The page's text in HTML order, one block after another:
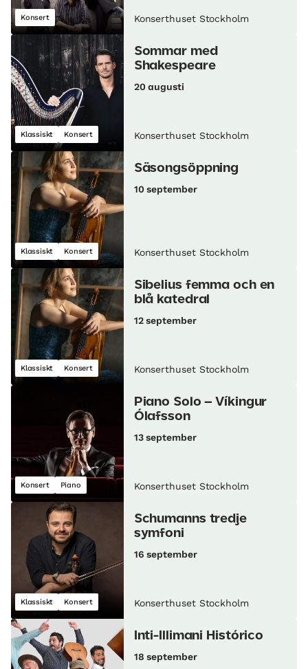
Konsert Konserthuset Stockholm
Klassiskt Konsert
Sommar med
Shakespeare
20 augusti
Konserthuset Stockholm
Klassiskt Konsert
Säsongsöppning
10 september
Konserthuset Stockholm
Klassiskt Konsert
Sibelius femma och en
blå katedral
12 september
Konserthuset Stockholm
Konsert Piano
Piano Solo – Víkingur
Ólafsson
13 september
Konserthuset Stockholm
Klassiskt Konsert
Schumanns tredje
symfoni
16 september
Konserthuset Stockholm
Inti-Illimani Histórico
18 september